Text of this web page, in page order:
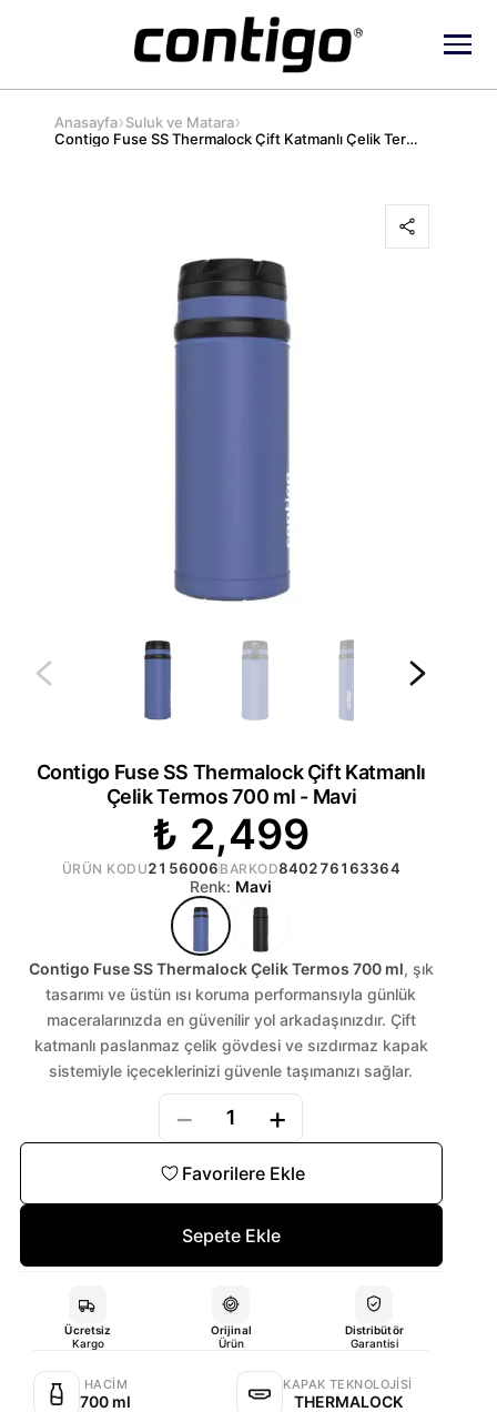
Anasayfa›Suluk ve Matara›
Contigo Fuse SS Thermalock Çift Katmanlı Çelik Termos 700 ml
Contigo Fuse SS Thermalock Çift Katmanlı
Çelik Termos 700 ml - Mavi
₺ 2,499
ÜRÜN KODU2156006 BARKOD840276163364
Renk: Mavi
Contigo Fuse SS Thermalock Çelik Termos 700 ml, şık
tasarımı ve üstün ısı koruma performansıyla günlük
maceralarınızda en güvenilir yol arkadaşınızdır. Çift
katmanlı paslanmaz çelik gövdesi ve sızdırmaz kapak
sistemiyle içeceklerinizi güvenle taşımanızı sağlar.
− 1 +
Favorilere Ekle
Sepete Ekle
Ücretsiz
Kargo
Orijinal
Ürün
Distribütör
Garantisi
HACIM
700 ml
KAPAK TEKNOLOJISI
THERMALOCK